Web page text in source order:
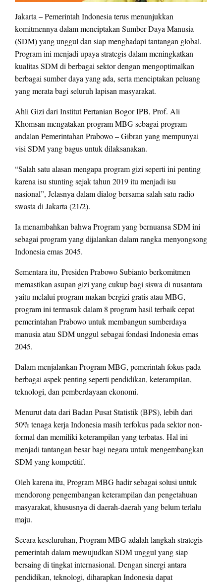
Jakarta – Pemerintah Indonesia terus menunjukkan
komitmennya dalam menciptakan Sumber Daya Manusia
(SDM) yang unggul dan siap menghadapi tantangan global.
Program ini menjadi upaya strategis dalam meningkatkan
kualitas SDM di berbagai sektor dengan mengoptimalkan
berbagai sumber daya yang ada, serta menciptakan peluang
yang merata bagi seluruh lapisan masyarakat.
Ahli Gizi dari Institut Pertanian Bogor IPB, Prof. Ali
Khomsan mengatakan program MBG sebagai program
andalan Pemerintahan Prabowo – Gibran yang mempunyai
visi SDM yang bagus untuk dilaksanakan.
“Salah satu alasan mengapa program gizi seperti ini penting
karena isu stunting sejak tahun 2019 itu menjadi isu
nasional”, Jelasnya dalam dialog bersama salah satu radio
swasta di Jakarta (21/2).
Ia menambahkan bahwa Program yang bernuansa SDM ini
sebagai program yang dijalankan dalam rangka menyongsong
Indonesia emas 2045.
Sementara itu, Presiden Prabowo Subianto berkomitmen
memastikan asupan gizi yang cukup bagi siswa di nusantara
yaitu melalui program makan bergizi gratis atau MBG,
program ini termasuk dalam 8 program hasil terbaik cepat
pemerintahan Prabowo untuk membangun sumberdaya
manusia atau SDM unggul sebagai fondasi Indonesia emas
2045.
Dalam menjalankan Program MBG, pemerintah fokus pada
berbagai aspek penting seperti pendidikan, keterampilan,
teknologi, dan pemberdayaan ekonomi.
Menurut data dari Badan Pusat Statistik (BPS), lebih dari
50% tenaga kerja Indonesia masih terfokus pada sektor non-
formal dan memiliki keterampilan yang terbatas. Hal ini
menjadi tantangan besar bagi negara untuk mengembangkan
SDM yang kompetitif.
Oleh karena itu, Program MBG hadir sebagai solusi untuk
mendorong pengembangan keterampilan dan pengetahuan
masyarakat, khususnya di daerah-daerah yang belum terlalu
maju.
Secara keseluruhan, Program MBG adalah langkah strategis
pemerintah dalam mewujudkan SDM unggul yang siap
bersaing di tingkat internasional. Dengan sinergi antara
pendidikan, teknologi, diharapkan Indonesia dapat